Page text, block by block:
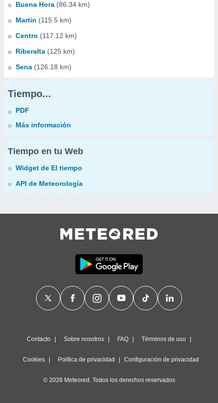
Buena Hora (86.34 km)
Martin (115.5 km)
Centro (117.12 km)
Riberalta (125 km)
Sena (126.18 km)
Tiempo...
PDF
Más información
Tiempo en tu Web
Widget de El tiempo
API de Meteorología
Contacto Sobre nosotros FAQ Términos de uso
Cookies Política de privacidad Configuración de privacidad
© 2026 Meteored. Todos los derechos reservados